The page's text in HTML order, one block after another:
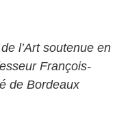
l’Art soutenue en
François-
de Bordeaux